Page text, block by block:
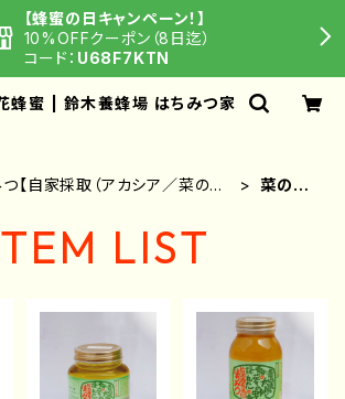
【蜂蜜の日キャンペーン！】
10%OFFクーポン（8日迄）
コード： U68F7KTN
蜂蜜 | 鈴木養蜂場 はちみつ家
【自家採取（アカシア／菜の花
菜の花
LIST